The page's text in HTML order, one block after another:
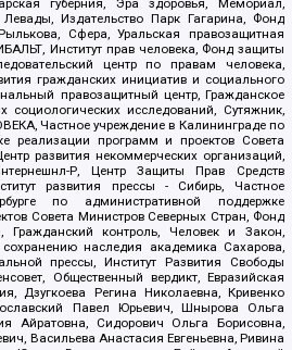
губерния, Эра здоровья, Мемориал,
Издательство Парк Гагарина, Фонд
Сфера, Уральская правозащитная
Институт прав человека, Фонд защиты
центр по правам человека,
гражданских инициатив и социального
правозащитный центр, Гражданское
социологических исследований, Сутяжник,
Частное учреждение в Калининграде по
реализации программ и проектов Совета
развития некоммерческих организаций,
Р, Центр Защиты Прав Средств
развития прессы - Сибирь, Частное
по административной поддержке
Совета Министров Северных Стран, Фонд
Гражданский контроль, Человек и Закон,
наследия академика Сахарова,
прессы, Институт Развития Свободы
Общественный вердикт, Евразийская
Дзугкоева Регина Николаевна, Кривенко
Павел Юрьевич, Шнырова Ольга
Айратовна, Сидорович Ольга Борисовна,
Васильева Анастасия Евгеньевна, Ривина